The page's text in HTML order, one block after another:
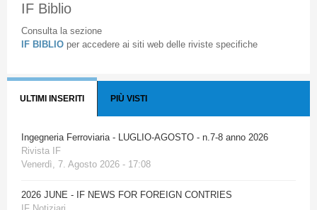
IF Biblio
Consulta la sezione
IF BIBLIO per accedere ai siti web delle riviste specifiche
ULTIMI INSERITI PIÙ VISTI
Ingegneria Ferroviaria - LUGLIO-AGOSTO - n.7-8 anno 2026
Rivista IF
Venerdì, 7. Agosto 2026 - 17:08
2026 JUNE - IF NEWS FOR FOREIGN CONTRIES